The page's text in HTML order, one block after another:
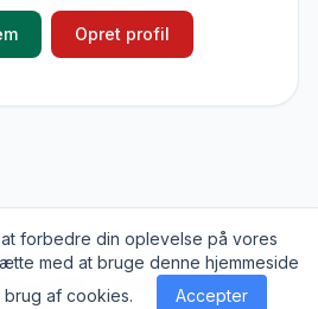
Opret profil
rettigheder forbeholdes
politik Kontakt
forbedre din oplevelse på vores
med at bruge denne hjemmeside
af cookies.
Accepter